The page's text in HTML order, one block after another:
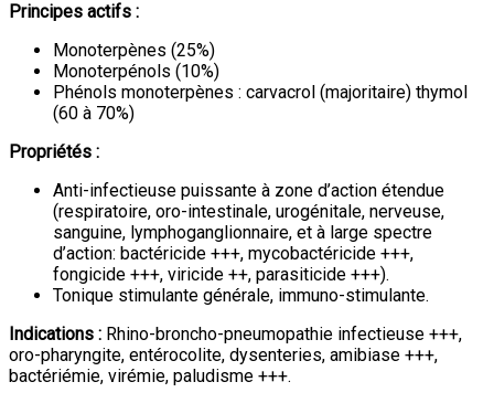
Principes actifs :
Monoterpènes (25%)
Monoterpénols (10%)
Phénols monoterpènes : carvacrol (majoritaire) thymol
(60 à 70%)
Propriétés :
Anti-infectieuse puissante à zone d’action étendue
(respiratoire, oro-intestinale, urogénitale, nerveuse,
sanguine, lymphoganglionnaire, et à large spectre
d’action: bactéricide +++, mycobactéricide +++,
fongicide +++, viricide ++, parasiticide +++).
Tonique stimulante générale, immuno-stimulante.
Indications : Rhino-broncho-pneumopathie infectieuse +++,
oro-pharyngite, entérocolite, dysenteries, amibiase +++,
bactériémie, virémie, paludisme +++.